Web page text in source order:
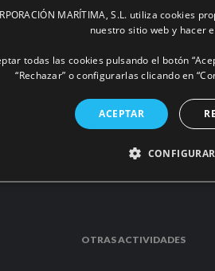
OTRAS ACTIVIDADES
MARÍTIMA, S.L. utiliza cookies
nuestro sitio web y hacer
todas las cookies pulsando el botón
“Rechazar” o configurarlas clicando en
ACEPTAR
CONFIGURAR